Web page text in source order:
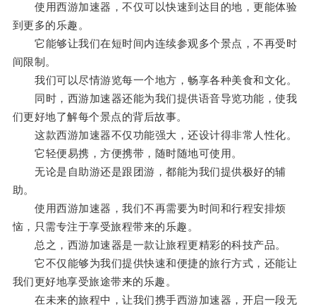
使用西游加速器，不仅可以快速到达目的地，更能体验
到更多的乐趣。
它能够让我们在短时间内连续参观多个景点，不再受时
间限制。
我们可以尽情游览每一个地方，畅享各种美食和文化。
同时，西游加速器还能为我们提供语音导览功能，使我
们更好地了解每个景点的背后故事。
这款西游加速器不仅功能强大，还设计得非常人性化。
它轻便易携，方便携带，随时随地可使用。
无论是自助游还是跟团游，都能为我们提供极好的辅
助。
使用西游加速器，我们不再需要为时间和行程安排烦
恼，只需专注于享受旅程带来的乐趣。
总之，西游加速器是一款让旅程更精彩的科技产品。
它不仅能够为我们提供快速和便捷的旅行方式，还能让
我们更好地享受旅途带来的乐趣。
在未来的旅程中，让我们携手西游加速器，开启一段无